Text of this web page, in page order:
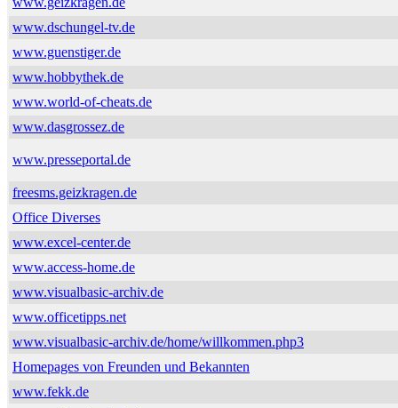
www.dschungel-tv.de
www.guenstiger.de
www.hobbythek.de
www.world-of-cheats.de
www.dasgrossez.de
www.presseportal.de
freesms.geizkragen.de
Office Diverses
www.excel-center.de
www.access-home.de
www.visualbasic-archiv.de
www.officetipps.net
www.visualbasic-archiv.de/home/willkommen.php3
Homepages von Freunden und Bekannten
www.fekk.de